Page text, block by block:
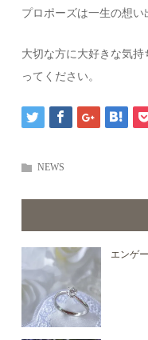
プロポーズは一生の想い
大切な方に大好きな気
ってください。
NEWS
エンゲ